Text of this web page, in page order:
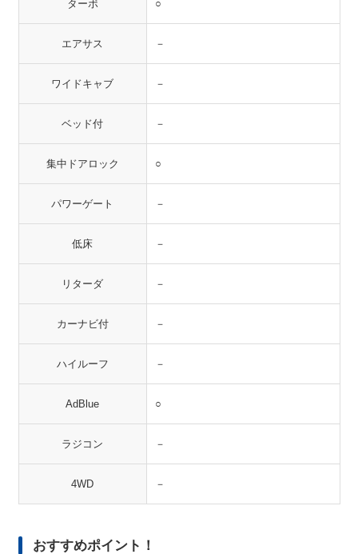
ターボ ○
エアサス －
ワイドキャブ －
ベッド付 －
集中ドアロック ○
パワーゲート －
低床 －
リターダ －
カーナビ付 －
ハイルーフ －
AdBlue ○
ラジコン －
4WD －
おすすめポイント！